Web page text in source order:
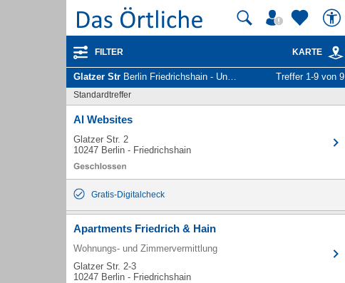
FILTER KARTE
Glatzer Str Berlin Friedrichshain - Unternehmen und Personen Treffer 1-9 von 9
Standardtreffer
Al Websites
Glatzer Str. 2
10247 Berlin - Friedrichshain
Gratis-Digitalcheck
Apartments Friedrich & Hain
Wohnungs- und Zimmervermittlung
Glatzer Str. 2-3
10247 Berlin - Friedrichshain